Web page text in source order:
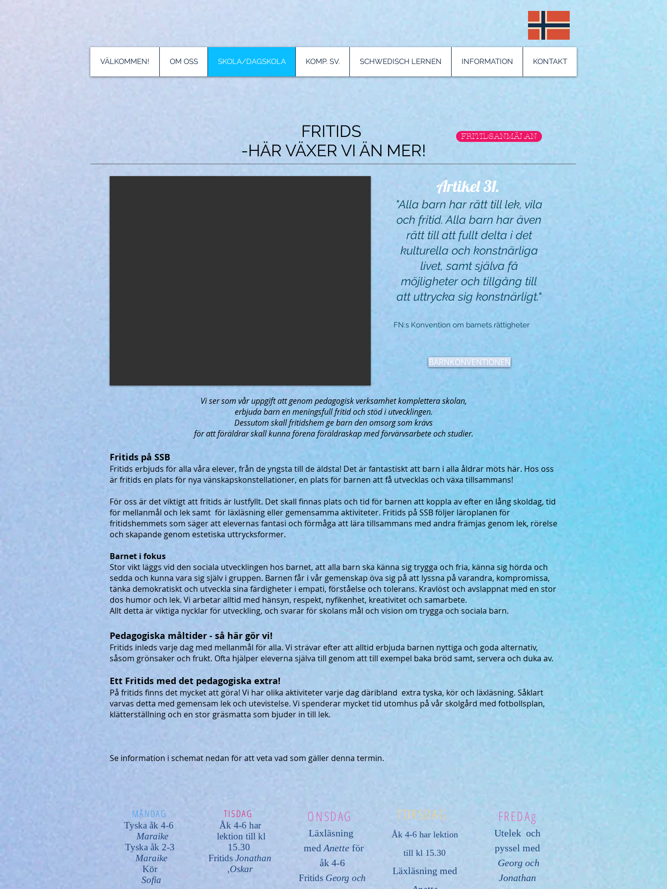
VÄLKOMMEN! OM OSS SKOLA/DAGSKOLA KOMP. SV. SCHWEDISCH LERNEN INFORMATION KONTAKT
FRITIDS
-HÄR VÄXER VI ÄN MER!
FRITIDSANMÄLAN
Artikel 31.
BARNKONVENTIONEN
"Alla barn har rätt till lek, vila
och fritid. Alla barn har även
rätt till att fullt delta i det
kulturella och konstnärliga
livet, samt själva få
möjligheter och tillgång till
att uttrycka sig konstnärligt."
FN:s Konvention om barnets rättigheter
Vi ser som vår uppgift att genom pedagogisk verksamhet komplettera skolan,
erbjuda barn en meningsfull fritid och stöd i utvecklingen.
Dessutom skall fritidshem ge barn den omsorg som krävs
för att föräldrar skallkunna förena föräldraskap med förvärvsarbete och studier.
Fritids på SSB
Fritids erbjuds för alla våra elever, från de yngsta till de äldsta! Det är fantastiskt att barn i alla åldrar möts här. Hos oss
är fritids en plats för nya vänskapskonstellationer, en plats för barnen att få utvecklas och växa tillsammans!
För oss är det viktigt att fritids är lustfyllt. Det skall finnas plats och tid för barnen att koppla av efter en lång skoldag, tid
för mellanmål och lek samt för läxläsning eller gemensamma aktiviteter. Fritids på SSB följer läroplanen för
fritidshemmets som säger att elevernas fantasi och förmåga att lära tillsammans med andra främjas genom lek, rörelse
och skapande genom estetiska uttrycksformer.
Barnet i fokus
Stor vikt läggs vid den sociala utvecklingen hos barnet, att alla barn ska känna sig trygga och fria, känna sig hörda och
sedda och kunna vara sig själv i gruppen. Barnen får i vår gemenskap öva sig på att lyssna på varandra, kompromissa,
tänka demokratiskt och utveckla sina färdigheter i empati, förståelse och tolerans. Kravlöst och avslappnat med en stor
dos humor och lek. Vi arbetar alltid med hänsyn, respekt, nyfikenhet, kreativitet och samarbete.
Allt detta är viktiga nycklar för utveckling, och svarar för skolans mål och vision om trygga och sociala barn.
Pedagogiska måltider - så här gör vi!
Fritids inleds varje dag med mellanmål för alla. Vi strävar efter att alltid erbjuda barnen nyttiga och goda alternativ,
såsom grönsaker och frukt. Ofta hjälper eleverna själva till genom att till exempel baka bröd samt, servera och duka av.
Ett Fritids med det pedagogiska extra!
På fritids finns det mycket att göra! Vi har olika aktiviteter varje dag däribland extra tyska, kör och läxläsning. Såklart
varvas detta med gemensam lek och utevistelse. Vi spenderar mycket tid utomhus på vår skolgård med fotbollsplan,
klätterställning och en stor gräsmatta som bjuder in till lek.
Se information i schemat nedan för att veta vad som gäller denna termin.
MÅNDAG
Tyska åk 4-6
Maraike
Tyska åk 2-3
Maraike
Kör
Sofia
TISDAG
Åk 4-6 har
lektion till kl
15.30
Fritids Jonathan
,Oskar
ONSDAG
Läxläsning
med Anette för
åk 4-6
Fritids Georg och
TORSDAG
Åk 4-6 har lektion
till kl 15.30
Läxläsning med
FREDAg
Utelek och
pyssel med
Georg och
Jonathan